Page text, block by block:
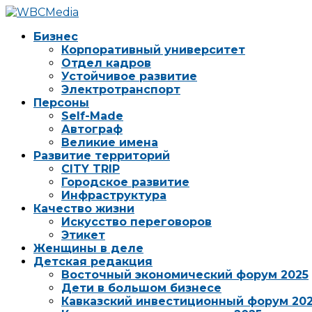
Бизнес
Корпоративный университет
Отдел кадров
Устойчивое развитие
Электротранспорт
Персоны
Self-Made
Автограф
Великие имена
Развитие территорий
CITY TRIP
Городское развитие
Инфраструктура
Качество жизни
Искусство переговоров
Этикет
Женщины в деле
Детская редакция
Восточный экономический форум 2025
Дети в большом бизнесе
Кавказский инвестиционный форум